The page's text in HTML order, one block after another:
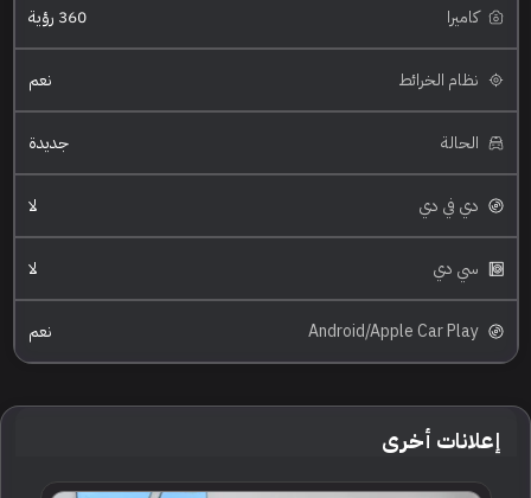
كاميرا 360 رؤية
نظام الخرائط نعم
الحالة جديدة
دي في دي لا
سي دي لا
Android/Apple Car Play نعم
إعلانات أخرى